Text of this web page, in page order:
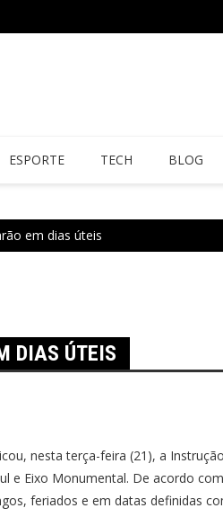
ESPORTE TECH BLOG
em dias úteis
DIAS ÚTEIS
nesta terça-feira (21), a
e Eixo Monumental. De acordo
feriados e em datas definidas